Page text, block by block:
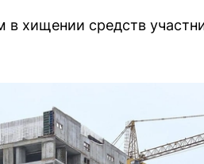
хищении средств